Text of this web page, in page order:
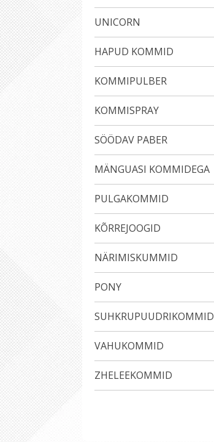
UNICORN
HAPUD KOMMID
KOMMIPULBER
KOMMISPRAY
SÖÖDAV PABER
MÄNGUASI KOMMIDEGA
PULGAKOMMID
KÕRREJOOGID
NÄRIMISKUMMID
PONY
SUHKRUPUUDRIKOMMID
VAHUKOMMID
ZHELEEKOMMID